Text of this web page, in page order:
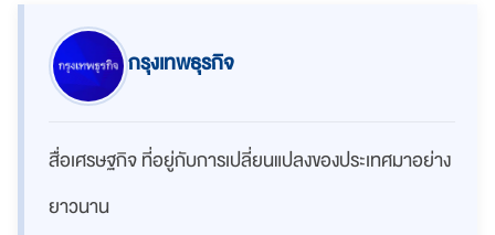
กรุงเทพธุรกิจ
สื่อเศรษฐกิจ ที่อยู่กับการเปลี่ยนแปลงของประเทศมาอย่าง
ยาวนาน